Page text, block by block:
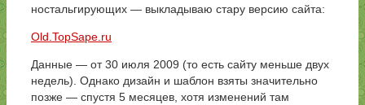
ностальгирующих — выкладываю стару версию сайта:
Old.TopSape.ru
Данные — от 30 июля 2009 (то есть сайту меньше двух
недель). Однако дизайн и шаблон взяты значительно
позже — спустя 5 месяцев, хотя изменений там